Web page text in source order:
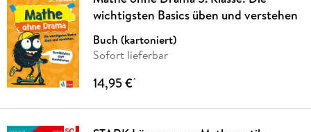
wichtigsten Basics üben und verstehen
Buch (kartoniert)
Sofort lieferbar
14,95 €*